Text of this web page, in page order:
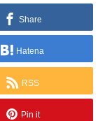
Share
Hatena
RSS
Pin it